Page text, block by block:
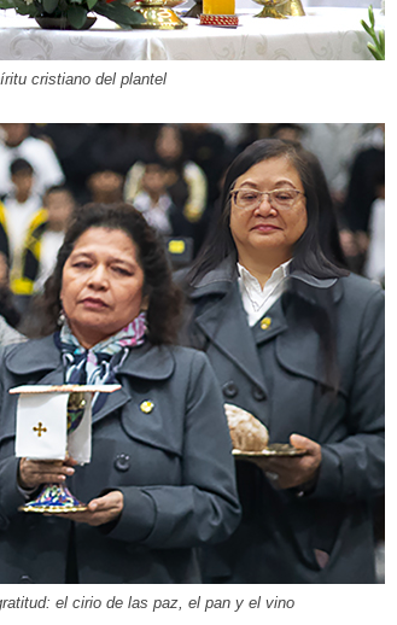
cristiano del plantel
el cirio de las paz, el pan y el vino